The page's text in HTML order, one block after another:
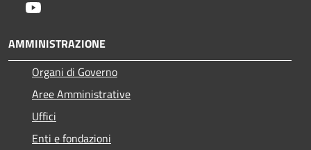
AMMINISTRAZIONE
Organi di Governo
Aree Amministrative
Uffici
Enti e fondazioni